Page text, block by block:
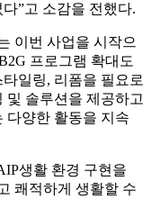
”고 소감을 전했다.
이번 사업을 시작으
프로그램 확대도
일링, 리폼을 필요로
및 솔루션을 제공하고
다양한 활동을 지속
생활 환경 구현을
쾌적하게 생활할 수